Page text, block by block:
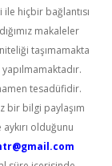
hiçbir bağlantısı
makaleler
taşımamakta
tesadüfidir.
bir bilgi paylaşım
olduğunu